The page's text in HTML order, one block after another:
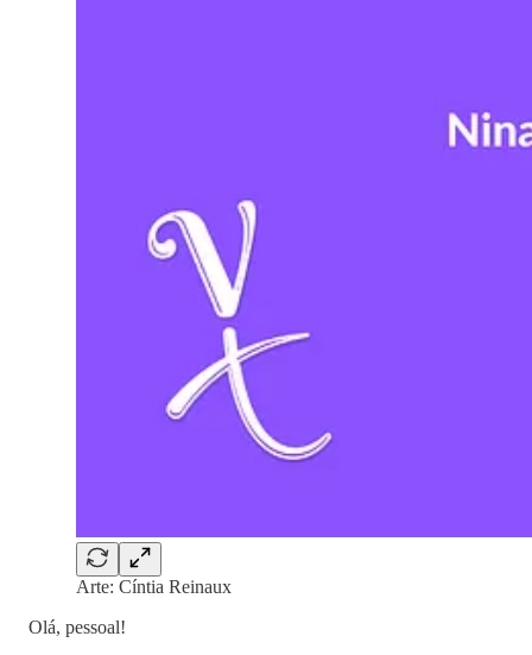
Arte: Cíntia Reinaux
Olá, pessoal!